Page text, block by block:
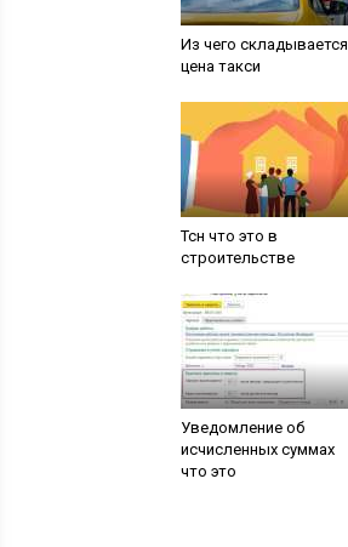
Из чего складывается
цена такси
Тсн что это в
строительстве
Уведомление об
исчисленных суммах
что это